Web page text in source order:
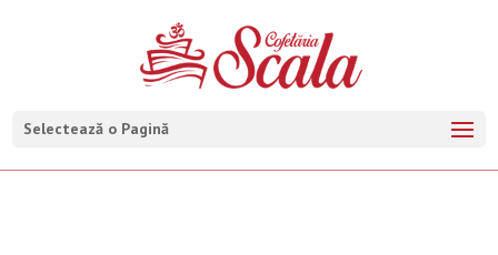
Selectează o Pagină